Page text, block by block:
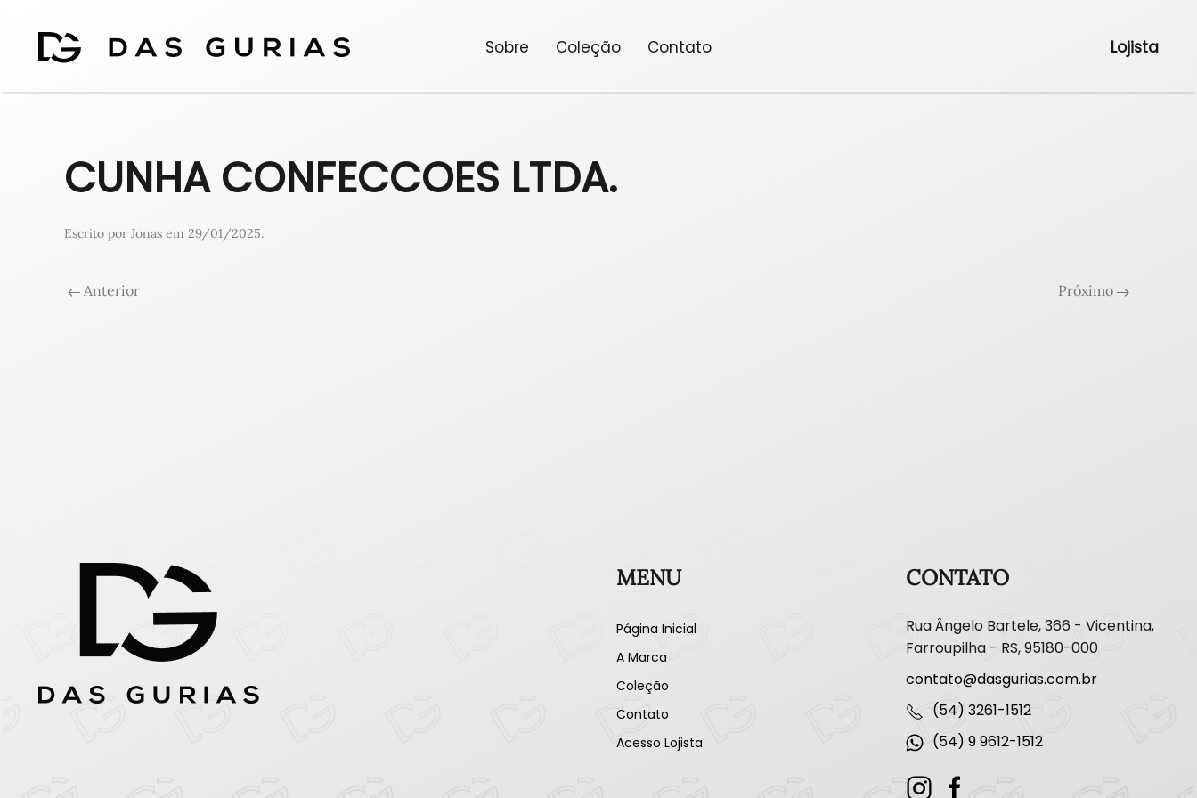
Sobre Coleção Contato Lojista
CUNHA CONFECCOES LTDA.
Escrito por Jonas em 29/01/2025.
Anterior Próximo
MENU
Página Inicial
A Marca
Coleção
Contato
Acesso Lojista
CONTATO
Rua Ângelo Bartele, 366 - Vicentina,
Farroupilha - RS, 95180-000
contato@dasgurias.com.br
(54) 3261-1512
(54) 9 9612-1512